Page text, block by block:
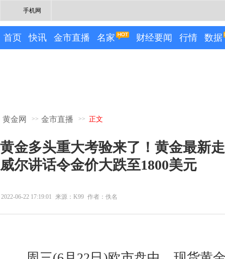
手机网
首页 快讯 金市直播 名家 财经要闻 行情 数据
黄金网 >> 金市直播 >> 正文
黄金多头重大考验来了！黄金最新
威尔讲话令金价大跌至1800美元
2022-06-22 17:19:01 来源：K99 作者：佚名